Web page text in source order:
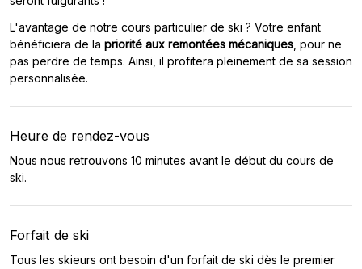
L'avantage de notre cours particulier de ski ? Votre enfant
bénéficiera de la priorité aux remontées mécaniques , pour ne
pas perdre de temps. Ainsi, il profitera pleinement de sa session
personnalisée.
Heure de rendez-vous
Nous nous retrouvons 10 minutes avant le début du cours de
ski.
Forfait de ski
Tous les skieurs ont besoin d'un forfait de ski dès le premier